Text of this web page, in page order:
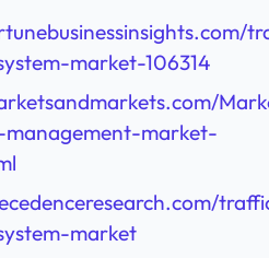
market-106314
market-
market